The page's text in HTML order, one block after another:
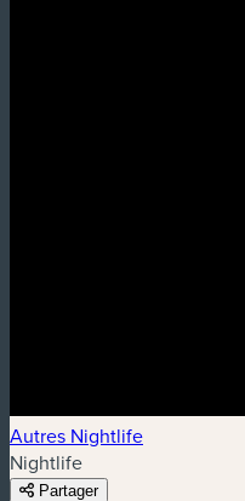
Autres Nightlife
Nightlife
Partager